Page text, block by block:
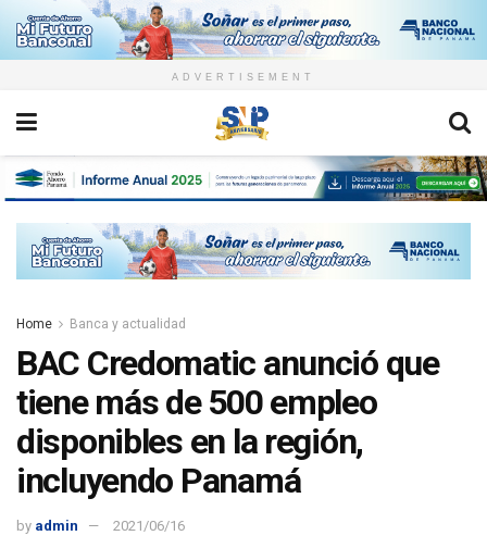
ADVERTISEMENT
Home Banca y actualidad
BAC Credomatic anunció que
tiene más de 500 empleo
disponibles en la región,
incluyendo Panamá
by admin 2021/06/16